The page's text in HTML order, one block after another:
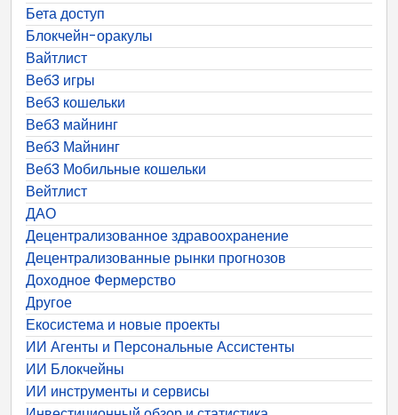
Бета доступ
Блокчейн-оракулы
Вайтлист
Веб3 игры
Веб3 кошельки
Веб3 майнинг
Веб3 Майнинг
Веб3 Мобильные кошельки
Вейтлист
ДАО
Децентрализованное здравоохранение
Децентрализованные рынки прогнозов
Доходное Фермерство
Другое
Екосистема и новые проекты
ИИ Агенты и Персональные Ассистенты
ИИ Блокчейны
ИИ инструменты и сервисы